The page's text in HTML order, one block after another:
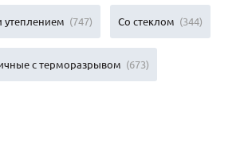
утеплением (747) Со стеклом (344)
с терморазрывом (673)